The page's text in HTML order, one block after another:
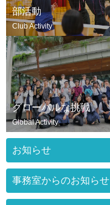
部活動
Club Activity
グローバルな挑戦
Global Activity
お知らせ
事務室からのお知らせ